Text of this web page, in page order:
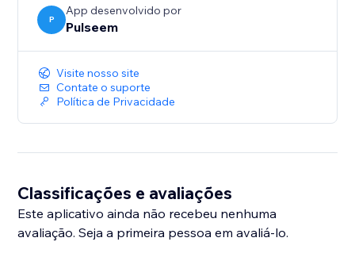
P
App desenvolvido por
Pulseem
Visite nosso site
Contate o suporte
Política de Privacidade
Classificações e avaliações
Este aplicativo ainda não recebeu nenhuma
avaliação. Seja a primeira pessoa em avaliá-lo.